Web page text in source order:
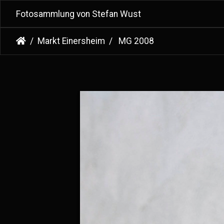
Fotosammlung von Stefan Wust
Markt Einersheim MG 2008